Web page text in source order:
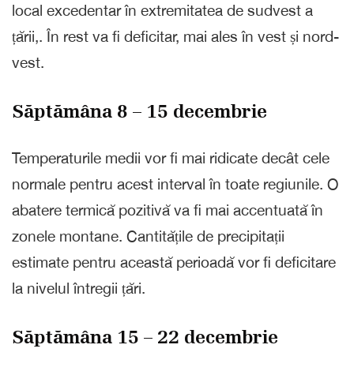
local excedentar în extremitatea de sudvest a
țării,. În rest va fi deficitar, mai ales în vest și nord-
vest.
Săptămâna 8 – 15 decembrie
Temperaturile medii vor fi mai ridicate decât cele
normale pentru acest interval în toate regiunile. O
abatere termică pozitivă va fi mai accentuată în
zonele montane. Cantitățile de precipitații
estimate pentru această perioadă vor fi deficitare
la nivelul întregii țări.
Săptămâna 15 – 22 decembrie